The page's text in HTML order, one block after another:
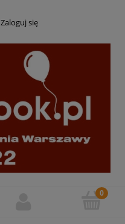
Zaloguj się